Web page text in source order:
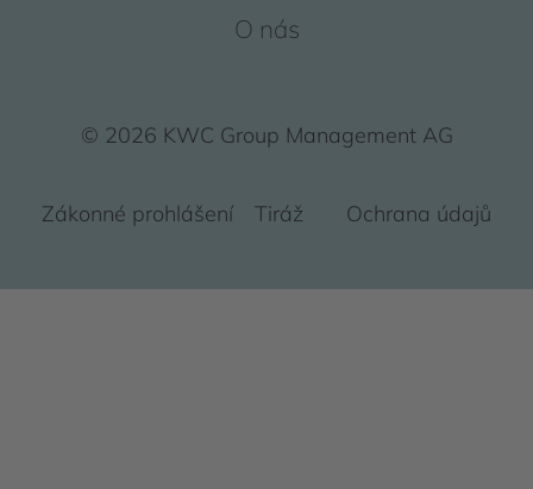
O nás
© 2026 KWC Group Management AG
Zákonné prohlášení Tiráž Ochrana údajů